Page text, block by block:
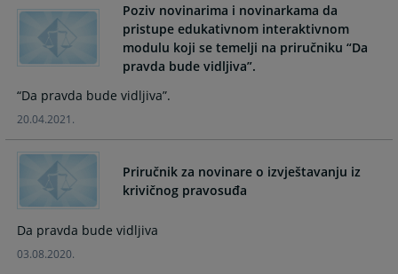
forward
interact
with
the
calendar
and
select
date.
Press
the
forward
to
interact
with
the
a
date.
Poziv novinarima i novinarkama da
pristupe edukativnom interaktivnom
modulu koji se temelji na priručniku “Da
pravda bude vidljiva”.
“Da pravda bude vidljiva”.
20.04.2021.
Priručnik za novinare o izvještavanju iz
krivičnog pravosuđa
Da pravda bude vidljiva
03.08.2020.